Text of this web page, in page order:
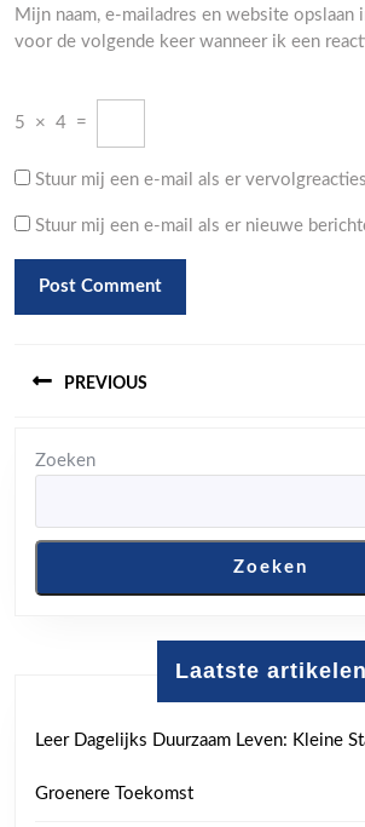
Mijn naam, e-mailadres en website opslaan
voor de volgende keer wanneer ik een
5 × 4 =
Stuur mij een e-mail als er
Stuur mij een e-mail als er nieuwe
PREVIOUS
post:
post:
Zoeken
Zoeken
Laatste artikelen
Leer Dagelijks Duurzaam Leven: Kleine
Groenere Toekomst